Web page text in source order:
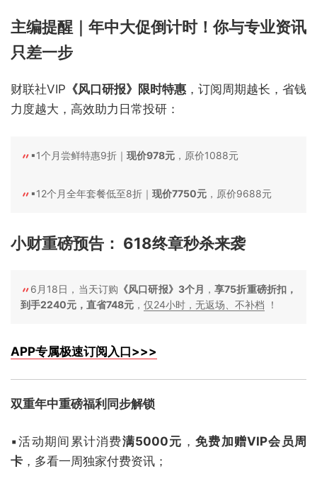
主编提醒｜年中大促倒计时！你与专业资讯
只差一步
财联社VIP 《风口研报》限时特惠 ，订阅周期越长，省钱
力度越大，高效助力日常投研：
▪1个月尝鲜特惠9折｜ 现价978元 ，原价1088元
▪12个月全年套餐低至8折｜ 现价7750元 ，原价9688元
小财重磅预告： 618终章秒杀来袭
6月18日，当天订购 《风口研报》3个月 ，享75折重磅折扣，
到手2240元，直省748元 ， 仅24小时，无返场、不补档 ！
APP专属极速订阅入口>>>
双重年中重磅福利同步解锁
▪活动期间累计消费满5000元 ， 免费加赠VIP会员周
卡 ，多看一周独家付费资讯；